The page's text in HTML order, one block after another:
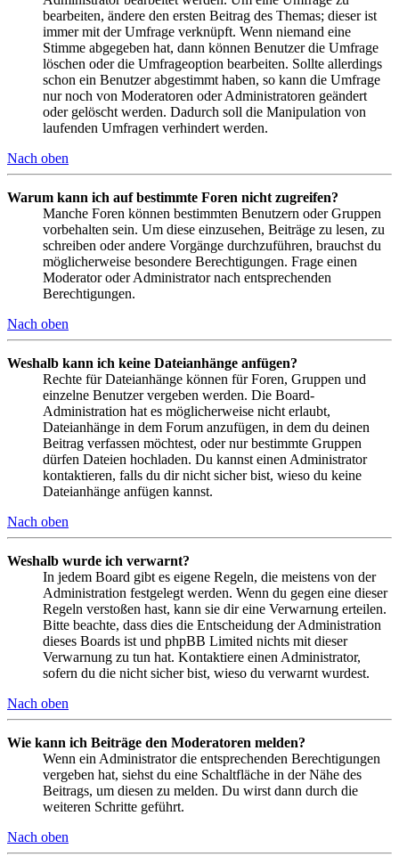
bearbeiten, ändere den ersten Beitrag des Themas; dieser ist
immer mit der Umfrage verknüpft. Wenn niemand eine
Stimme abgegeben hat, dann können Benutzer die Umfrage
löschen oder die Umfrageoption bearbeiten. Sollte allerdings
schon ein Benutzer abgestimmt haben, so kann die Umfrage
nur noch von Moderatoren oder Administratoren geändert
oder gelöscht werden. Dadurch soll die Manipulation von
laufenden Umfragen verhindert werden.
Nach oben
Warum kann ich auf bestimmte Foren nicht zugreifen?
Manche Foren können bestimmten Benutzern oder Gruppen
vorbehalten sein. Um diese einzusehen, Beiträge zu lesen, zu
schreiben oder andere Vorgänge durchzuführen, brauchst du
möglicherweise besondere Berechtigungen. Frage einen
Moderator oder Administrator nach entsprechenden
Berechtigungen.
Nach oben
Weshalb kann ich keine Dateianhänge anfügen?
Rechte für Dateianhänge können für Foren, Gruppen und
einzelne Benutzer vergeben werden. Die Board-
Administration hat es möglicherweise nicht erlaubt,
Dateianhänge in dem Forum anzufügen, in dem du deinen
Beitrag verfassen möchtest, oder nur bestimmte Gruppen
dürfen Dateien hochladen. Du kannst einen Administrator
kontaktieren, falls du dir nicht sicher bist, wieso du keine
Dateianhänge anfügen kannst.
Nach oben
Weshalb wurde ich verwarnt?
In jedem Board gibt es eigene Regeln, die meistens von der
Administration festgelegt werden. Wenn du gegen eine dieser
Regeln verstoßen hast, kann sie dir eine Verwarnung erteilen.
Bitte beachte, dass dies die Entscheidung der Administration
dieses Boards ist und phpBB Limited nichts mit dieser
Verwarnung zu tun hat. Kontaktiere einen Administrator,
sofern du die nicht sicher bist, wieso du verwarnt wurdest.
Nach oben
Wie kann ich Beiträge den Moderatoren melden?
Wenn ein Administrator die entsprechenden Berechtigungen
vergeben hat, siehst du eine Schaltfläche in der Nähe des
Beitrags, um diesen zu melden. Du wirst dann durch die
weiteren Schritte geführt.
Nach oben